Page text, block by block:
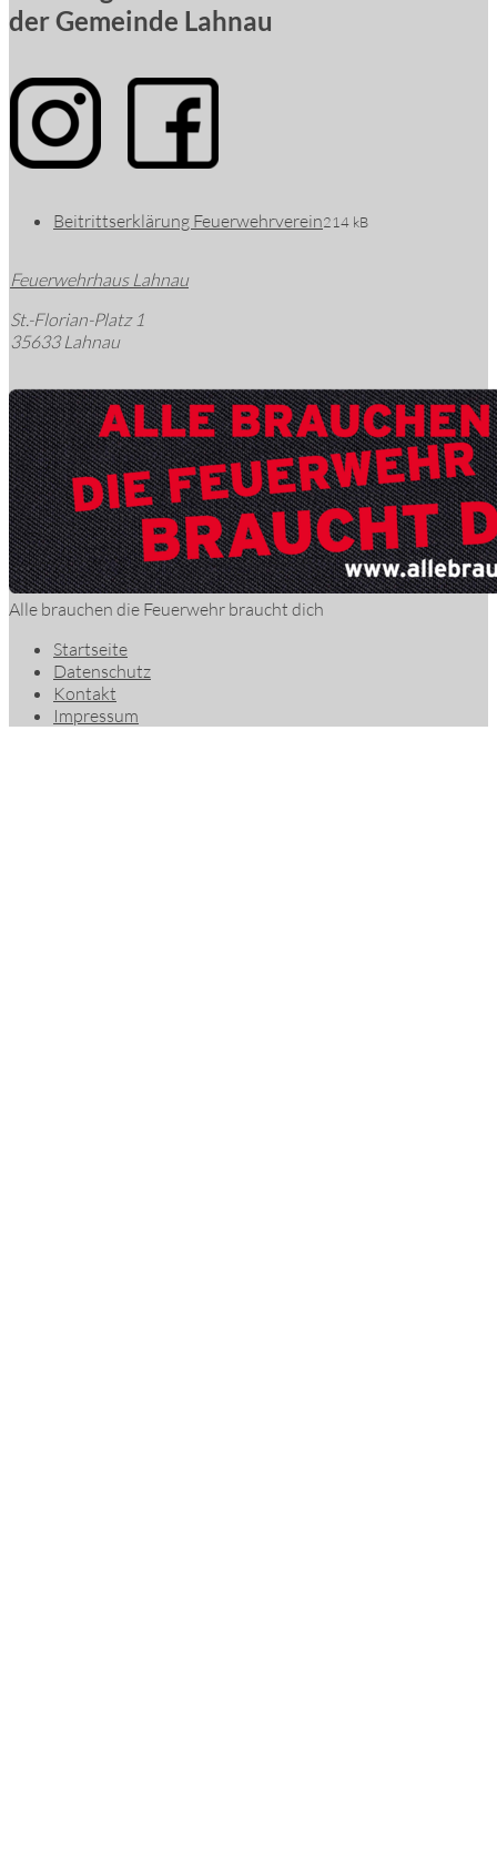
der Gemeinde Lahnau
Beitrittserklärung Feuerwehrverein214 kB
Feuerwehrhaus Lahnau
St.-Florian-Platz 1
35633 Lahnau
Alle brauchen die Feuerwehr braucht dich
Startseite
Datenschutz
Kontakt
Impressum